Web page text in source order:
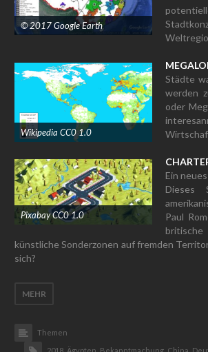
© 2017 Google Earth
Wikipedia CC0 1.0
Städte
werden
oder
Pixabay CC0 1.0
Ein
Dieses
Paul
künstliche Sonderzonen auf fremden
sich?
MEHR
Themen